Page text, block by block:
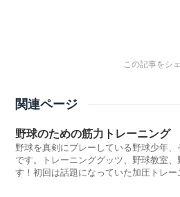
この記事をシ
関連ページ
野球のための筋力トレーニング
野球を真剣にプレーしている野球少年
です。トレーニンググッツ、野球教室
す！初回は話題になっていた加圧トレ